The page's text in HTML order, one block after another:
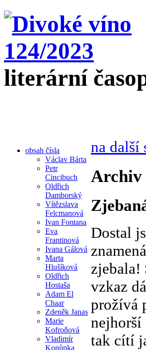
literární
obsah čísla
Václav Bárta
Petr
Cincibuch
Oldřich
Damborský
Vítězslava
Felcmanová
Ivan Fontana
Eva
Frantinová
Ivana Gálová
Marta
Hlušíková
Oldřich
Hostaša
Adam El
Chaar
Zdeněk Janas
Marie
Kofroňová
Vladimír
Konůpka
na další
Archiv
Dostal
zjebala!
vzkaz
prožívá
nejhorší
tak cítí